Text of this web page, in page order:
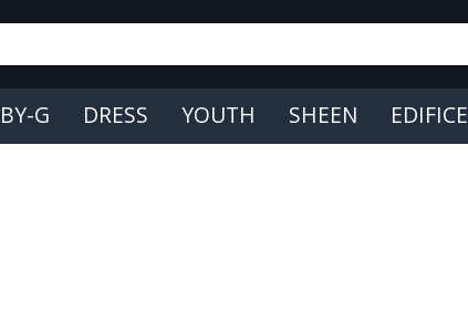
G DRESS YOUTH SHEEN EDIFICE